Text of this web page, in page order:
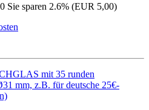
Sie sparen 2.6% (EUR 5,00)